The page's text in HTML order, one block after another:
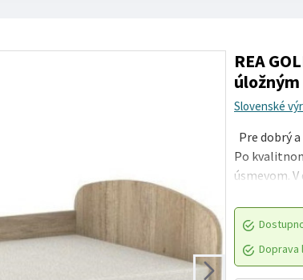
REA
Slovenské
Pre dobrý
Po
úsmevom.
Doprava